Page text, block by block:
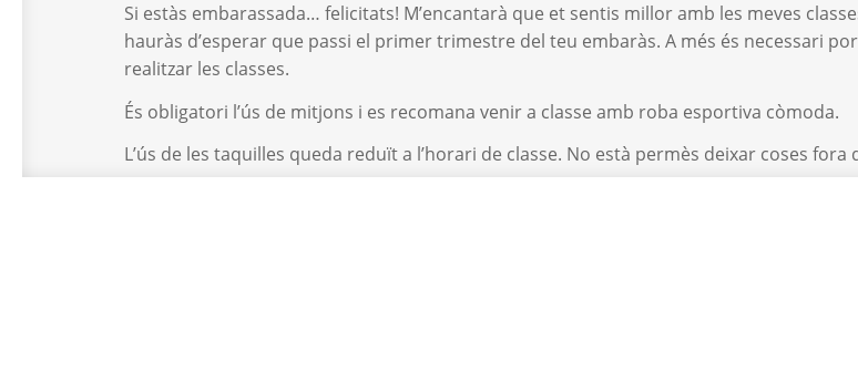
Si estàs embarassada… felicitats! M’encantarà que et sentis millor amb les meves
hauràs d’esperar que passi el primer trimestre del teu embaràs. A més és necessari
realitzar les classes.
És obligatori l’ús de mitjons i es recomana venir a classe amb roba esportiva còmoda.
L’ús de les taquilles queda reduït a l’horari de classe. No està permès deixar coses